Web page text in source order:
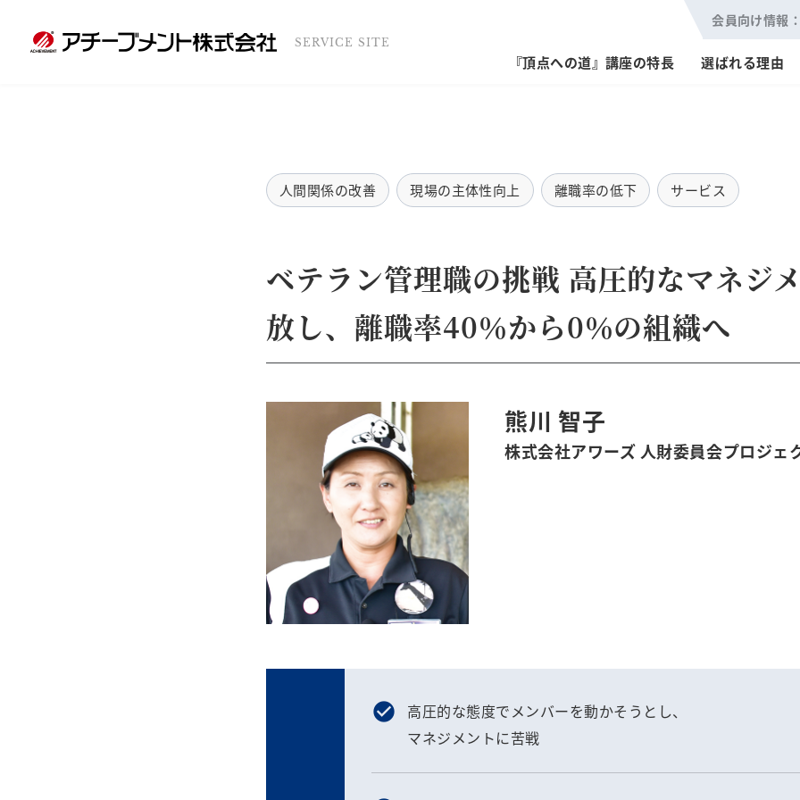
SERVICE SITE
会員向け情報：
『頂点への道』講座の特長 選ばれる理由
人間関係の改善 現場の主体性向上 離職率の低下 サービス
ベテラン管理職の挑戦 高圧的なマネジ
放し、離職率40％から0％の組織へ
熊川 智子
株式会社アワーズ 人財委員会プロジェ
高圧的な態度でメンバーを動かそうとし、
マネジメントに苦戦